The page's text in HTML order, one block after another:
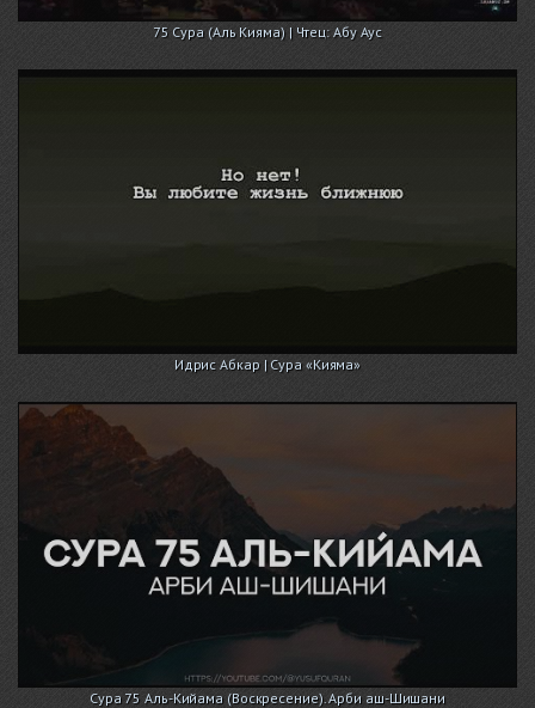
75 Сура (Аль Кияма) | Чтец: Абу Аус
Идрис Абкар | Сура «Кияма»
Сура 75 Аль-Кийама (Воскресение). Арби аш-Шишани